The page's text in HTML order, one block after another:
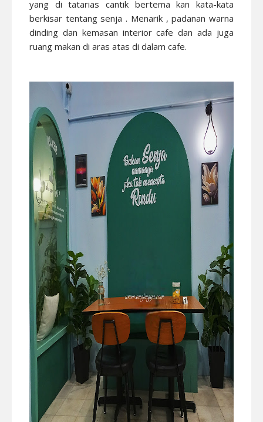
yang di tatarias cantik bertema kan kata-kata
berkisar tentang senja . Menarik , padanan warna
dinding dan kemasan interior cafe dan ada juga
ruang makan di aras atas di dalam cafe.